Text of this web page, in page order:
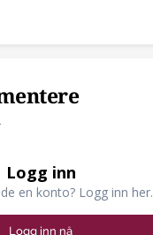
Logg inn
en konto? Logg inn her.
Logg inn nå